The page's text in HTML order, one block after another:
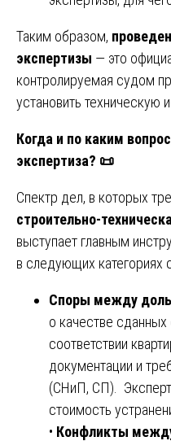
Таким образом,
экспертизы — это
контролируемая судом
установить техническую
Когда и по каким
экспертиза? 📜
Спектр дел, в которых
строительно-
выступает главным
в следующих категориях
Споры между
о качестве
соответствии
документации и
(СНиП, СП).
стоимость
• Конфликты